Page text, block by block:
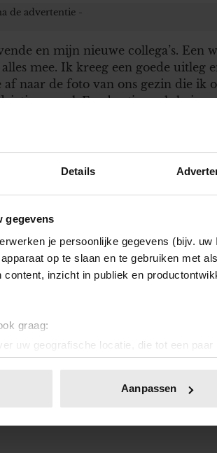
Details
gegevens
je persoonlijke gegevens (bijv.
op te slaan en te gebruiken met
content, inzicht in publiek en
graag:
uw geografische locatie, die tot een
door het actief te scannen op specifieke
of intrekken in de Cookieverklaring.
Aanpassen
en mijn nieuwe collega’s. Een
mee. Ik kreeg een goede uitleg
naar de foto van ons gezin die ik
gevoel. Een beetje zoals
kon. Naar mijn meiden.
was het om een vies toilet en
echt helemaal niets uitgevoerd,
boodschappen gedaan, maar zich
meegekregen. Dus toen Marcel
hoofd de aardappelen begon
en drentelde Mickey, ons
worden. Daar zat ik echt niet op te
met een kop thee, compleet
voor de meiden. Dat gaat over een
Het moest zijn tijd krijgen, het